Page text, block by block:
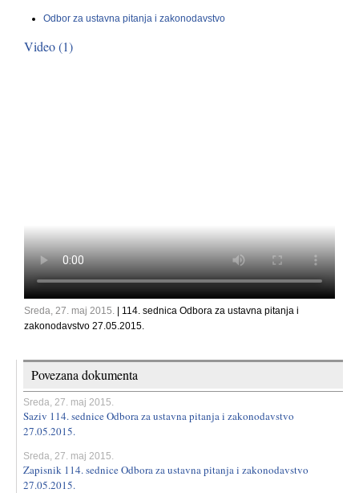
Odbor za ustavna pitanja i zakonodavstvo
Video (1)
Sreda, 27. maj 2015.
| 114. sednica Odbora za ustavna pitanja i
zakonodavstvo 27.05.2015.
Povezana dokumenta
Sreda, 27. maj 2015.
Saziv 114. sednice Odbora za ustavna pitanja i zakonodavstvo
27.05.2015.
Sreda, 27. maj 2015.
Zapisnik 114. sednice Odbora za ustavna pitanja i zakonodavstvo
27.05.2015.